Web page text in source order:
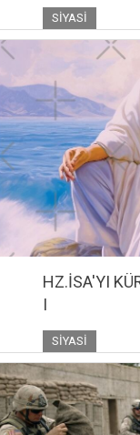
SIYASI
HZ.İSA'YI
I
SIYASI